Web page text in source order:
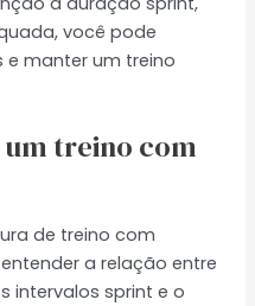
você pode
e manter um treino
treino com
de treino com
a relação entre
intervalos sprint e o